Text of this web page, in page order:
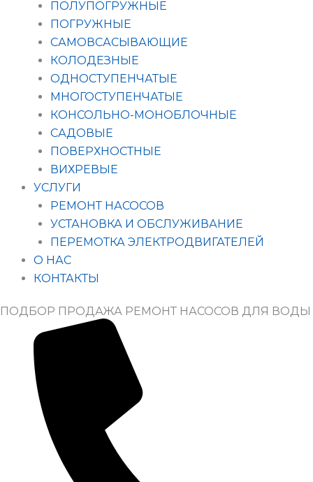
ПОЛУПОГРУЖНЫЕ
ПОГРУЖНЫЕ
САМОВСАСЫВАЮЩИЕ
КОЛОДЕЗНЫЕ
ОДНОСТУПЕНЧАТЫЕ
МНОГОСТУПЕНЧАТЫЕ
КОНСОЛЬНО-МОНОБЛОЧНЫЕ
САДОВЫЕ
ПОВЕРХНОСТНЫЕ
ВИХРЕВЫЕ
УСЛУГИ
РЕМОНТ НАСОСОВ
УСТАНОВКА И ОБСЛУЖИВАНИЕ
ПЕРЕМОТКА ЭЛЕКТРОДВИГАТЕЛЕЙ
О НАС
КОНТАКТЫ
ПОДБОР ПРОДАЖА РЕМОНТ НАСОСОВ ДЛЯ ВОДЫ